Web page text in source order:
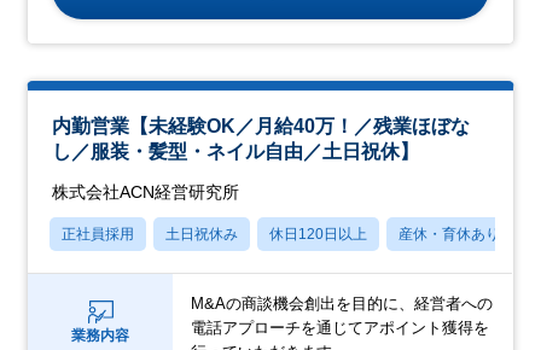
内勤営業【未経験OK／月給40万！／残業ほぼな
し／服装・髪型・ネイル自由／土日祝休】
株式会社ACN経営研究所
正社員採用 土日祝休み 休日120日以上 産休・育休あり
業務内容
M&Aの商談機会創出を目的に、経営者への
電話アプローチを通じてアポイント獲得を